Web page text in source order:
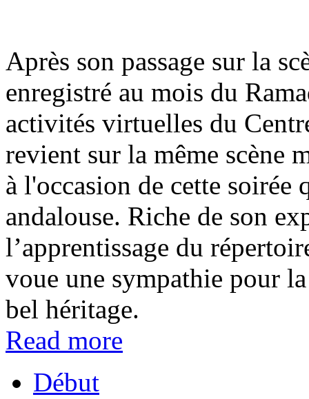
Après son passage sur la
enregistré au mois du
activités virtuelles du
revient sur la même scène
à l'occasion de cette
andalouse. Riche de son
l’apprentissage du
voue une sympathie pour
bel héritage.
Read more
Début